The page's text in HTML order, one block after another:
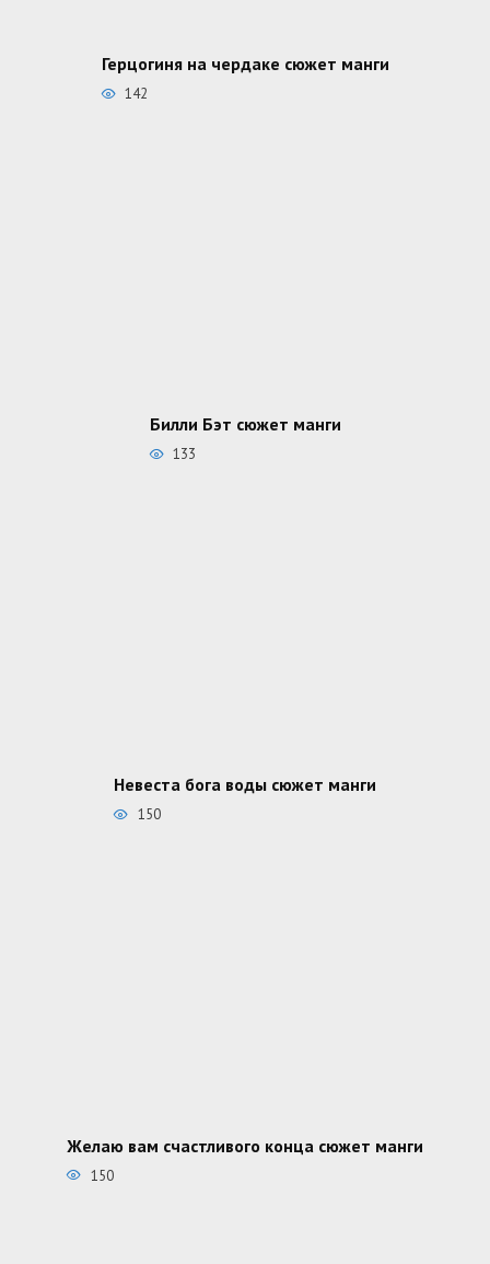
Герцогиня на чердаке сюжет манги
142
Билли Бэт сюжет манги
133
Невеста бога воды сюжет манги
150
Желаю вам счастливого конца сюжет манги
150